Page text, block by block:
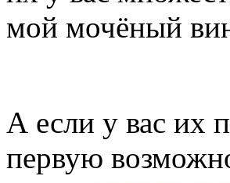
мой мочёный
А если у вас их
первую